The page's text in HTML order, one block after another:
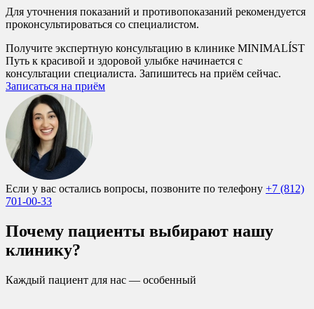
Для уточнения показаний и противопоказаний рекомендуется
проконсультироваться со специалистом.
Получите экспертную консультацию в клинике MINIMALÍST
Путь к красивой и здоровой улыбке начинается с
консультации специалиста. Запишитесь на приём сейчас.
Записаться на приём
Если у вас остались вопросы, позвоните по телефону +7 (812)
701-00-33
Почему пациенты выбирают нашу
клинику?
Каждый пациент для нас — особенный